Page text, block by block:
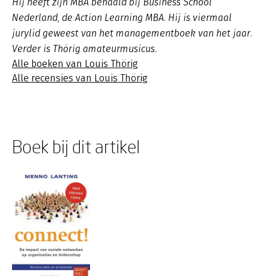
Nederland, de Action Learning MBA. Hij is viermaal
jurylid geweest van het managementboek van het jaar.
Verder is Thörig amateurmusicus.
Alle boeken van Louis Thörig
Alle recensies van Louis Thörig
Boek bij dit artikel